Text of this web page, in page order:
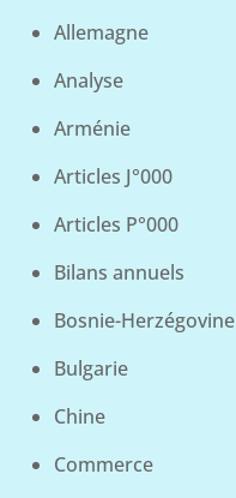
Allemagne
Analyse
Arménie
Articles J°000
Articles P°000
Bilans annuels
Bosnie-Herzégovine
Bulgarie
Chine
Commerce